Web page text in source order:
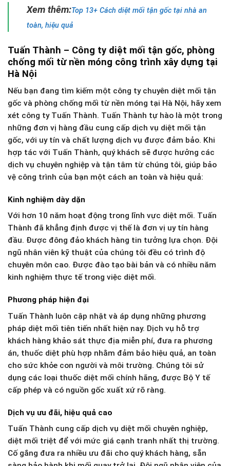
Xem thêm:Top 13+ Cách diệt mối tận gốc tại nhà an
toàn, hiệu quả
Tuấn Thành – Công ty diệt mối tận gốc, phòng
chống mối từ nền móng công trình xây dựng tại
Hà Nội
Nếu bạn đang tìm kiếm một công ty chuyên diệt mối tận
gốc và phòng chống mối từ nền móng tại Hà Nội, hãy xem
xét công ty Tuấn Thành. Tuấn Thành tự hào là một trong
những đơn vị hàng đầu cung cấp dịch vụ diệt mối tận
gốc, với uy tín và chất lượng dịch vụ được đảm bảo. Khi
hợp tác với Tuấn Thành, quý khách sẽ được hưởng các
dịch vụ chuyên nghiệp và tận tâm từ chúng tôi, giúp bảo
vệ công trình của bạn một cách an toàn và hiệu quả:
Kinh nghiệm dày dặn
Với hơn 10 năm hoạt động trong lĩnh vực diệt mối. Tuấn
Thành đã khẳng định được vị thế là đơn vị uy tín hàng
đầu. Được đông đảo khách hàng tin tưởng lựa chọn. Đội
ngũ nhân viên kỹ thuật của chúng tôi đều có trình độ
chuyên môn cao. Được đào tạo bài bản và có nhiều năm
kinh nghiệm thực tế trong việc diệt mối.
Phương pháp hiện đại
Tuấn Thành luôn cập nhật và áp dụng những phương
pháp diệt mối tiên tiến nhất hiện nay. Dịch vụ hỗ trợ
khách hàng khảo sát thực địa miễn phí, đưa ra phương
án, thuốc diệt phù hợp nhằm đảm bảo hiệu quả, an toàn
cho sức khỏe con người và môi trường. Chúng tôi sử
dụng các loại thuốc diệt mối chính hãng, được Bộ Y tế
cấp phép và có nguồn gốc xuất xứ rõ ràng.
Dịch vụ ưu đãi, hiệu quả cao
Tuấn Thành cung cấp dịch vụ diệt mối chuyên nghiệp,
diệt mối triệt để với mức giá cạnh tranh nhất thị trường.
Cố gắng đưa ra nhiều ưu đãi cho quý khách hàng, sẵn